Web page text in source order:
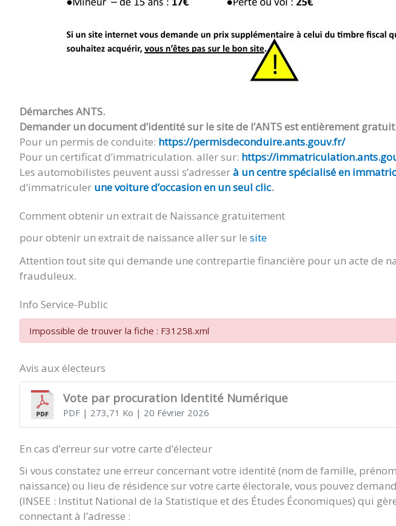
Démarches ANTS.
Demander un document d’identité sur le site de l’ANTS est entièrement gratuit.
Pour un permis de conduite: https://permisdeconduire.ants.gouv.fr/
Pour un certificat d’immatriculation. aller sur: https://
Les automobilistes peuvent aussi s’adresserà un centre spécialisé en
d’immatriculer une voiture d’occasion en un seul clic.
Comment obtenir un extrait de Naissance gratuitement
pour obtenir un extrait de naissance aller sur le site
Attention tout site qui demande une contrepartie financière pour un acte de
frauduleux.
Info Service-Public
Impossible de trouver la fiche : F31258.xml
Avis aux électeurs
Vote par procuration Identité Numérique
PDF| 273,71 Ko | 20 Février 2026
En cas d’erreur sur votre carte d’électeur
Si vous constatez une erreur concernant votre identité (nom de famille,
naissance) ou lieu de résidence sur votre carte électorale, vous pouvez
(INSEE : Institut National de la Statistique et des Études Économiques) qui
connectant à l’adresse :